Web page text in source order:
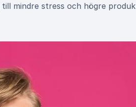
mindre stress och högre